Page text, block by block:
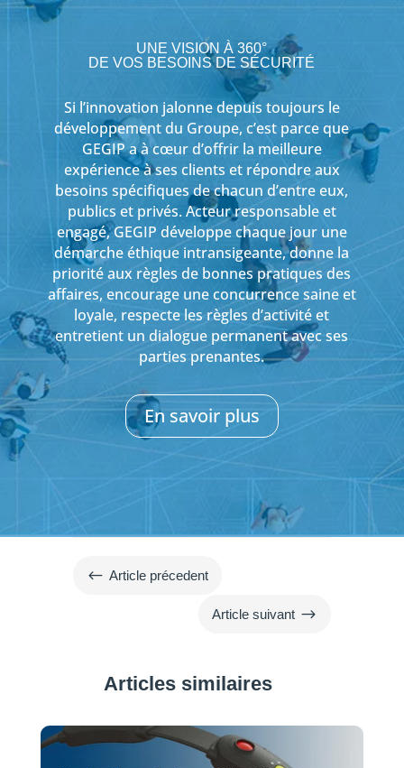
UNE VISION À 360°
DE VOS BESOINS DE SÉCURITÉ
Si l’innovation jalonne depuis toujours le
développement du Groupe, c’est parce que
GEGIP a à cœur d’offrir la meilleure
expérience à ses clients et répondre aux
besoins spécifiques de chacun d’entre eux,
publics et privés. Acteur responsable et
engagé, GEGIP développe chaque jour une
démarche éthique intransigeante, donne la
priorité aux règles de bonnes pratiques des
affaires, encourage une concurrence saine et
loyale, respecte les règles d’activité et
entretient un dialogue permanent avec ses
parties prenantes.
En savoir plus
# Article précedent
Article suivant $
Articles similaires